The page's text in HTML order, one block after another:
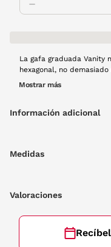
La gafa graduada Vanity
hexagonal, no
de originalidad a tu look.
Mostrar más
Información adicional
Medidas
Valoraciones